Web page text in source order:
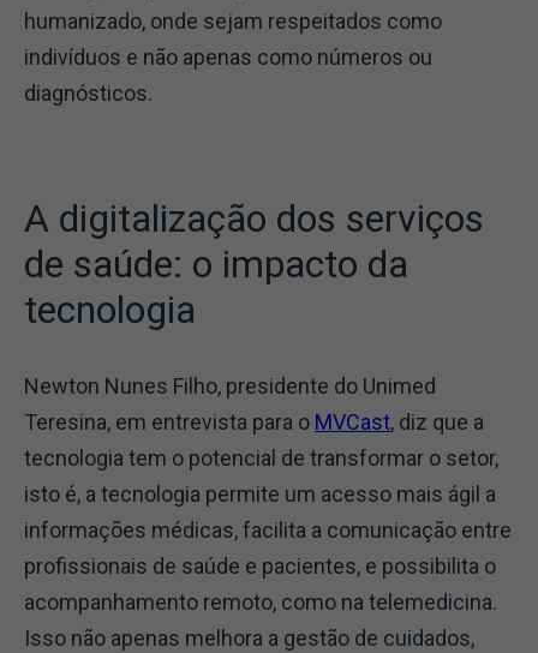
humanizado, onde sejam respeitados como
indivíduos e não apenas como números ou
diagnósticos.
A digitalização dos serviços
de saúde: o impacto da
tecnologia
Newton Nunes Filho, presidente do Unimed
Teresina, em entrevista para o MVCast, diz que a
tecnologia tem o potencial de transformar o setor,
isto é, a tecnologia permite um acesso mais ágil a
informações médicas, facilita a comunicação entre
profissionais de saúde e pacientes, e possibilita o
acompanhamento remoto, como na telemedicina.
Isso não apenas melhora a gestão de cuidados,